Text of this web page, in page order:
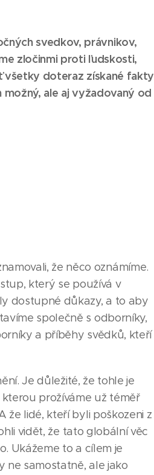
svedkov, právnikov,
zločinmi proti ľudskosti,
všetky doteraz získané fakty
ale aj vyžadovaný od
že něco oznámíme.
který se používá v
dostupné důkazy, a to aby
společně s odborníky,
a příběhy svědků, kteří
Je důležité, že tohle je
prožíváme už téměř
že lidé, kteří byli poškozeni z
vidět, že tato globální věc
Ukážeme to a cílem je
ne samostatně, ale jako